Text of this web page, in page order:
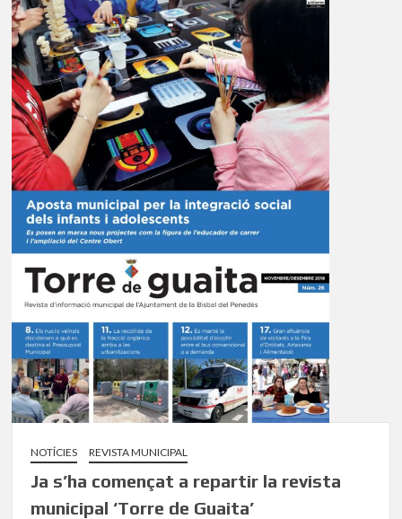
NOTÍCIES REVISTA MUNICIPAL
Ja s’ha començat a repartir la revista
municipal ‘Torre de Guaita’